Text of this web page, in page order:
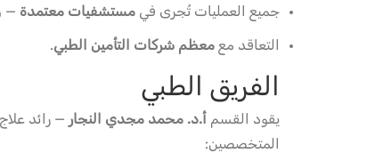
جميع العمليات تُجرى في مستشفيات معتمدة —
التعاقد مع معظم شركات التأمين الطبي.
الفريق الطبي
يقود القسم أ.د. محمد مجدي النجار — رائد
المتخصصين: